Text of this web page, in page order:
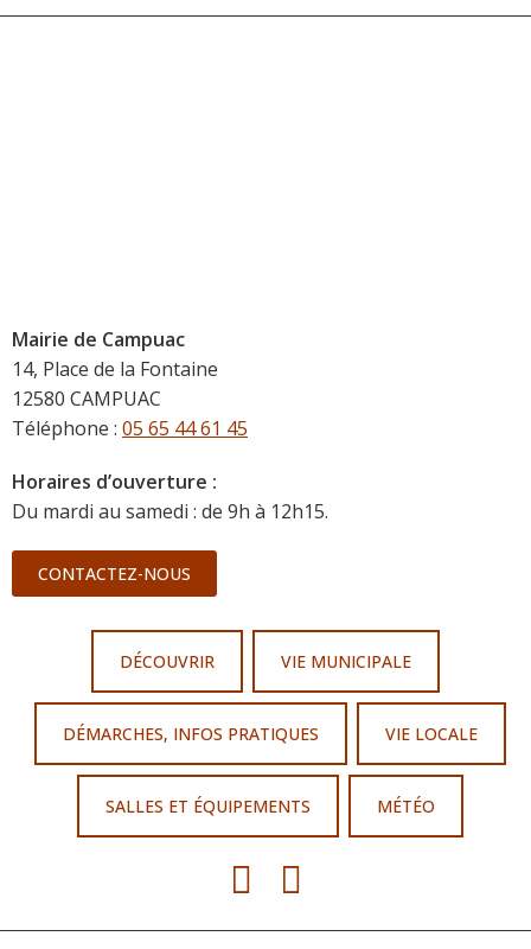
Mairie de Campuac
14, Place de la Fontaine
12580 CAMPUAC
Téléphone : 05 65 44 61 45
Horaires d’ouverture :
Du mardi au samedi : de 9h à 12h15.
CONTACTEZ-NOUS
DÉCOUVRIR VIE MUNICIPALE
DÉMARCHES, INFOS PRATIQUES VIE LOCALE
SALLES ET ÉQUIPEMENTS MÉTÉO